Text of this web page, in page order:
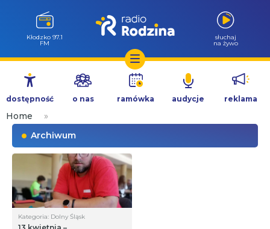
Przejdź
treści
Kłodzko 97.1
FM
słuchaj
na żywo
dostępność o nas ramówka audycje reklama
Home
»
Archiwum
Kategoria: Dolny Śląsk